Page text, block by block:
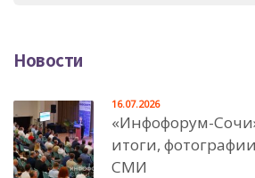
Новости
«Инфофорум-
итоги,
СМИ
16.07.2026